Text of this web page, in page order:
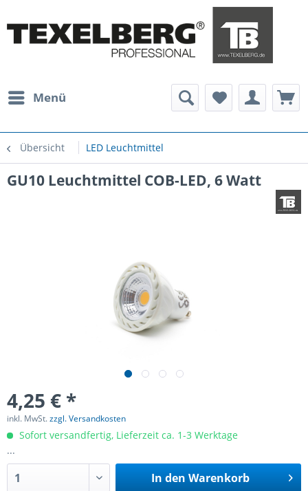
Menü
Übersicht LED Leuchtmittel
GU10 Leuchtmittel COB-LED, 6 Watt
4,25 € *
inkl. MwSt.zzgl. Versandkosten
Sofort versandfertig, Lieferzeit ca. 1-3 Werktage
...
In den Warenkorb